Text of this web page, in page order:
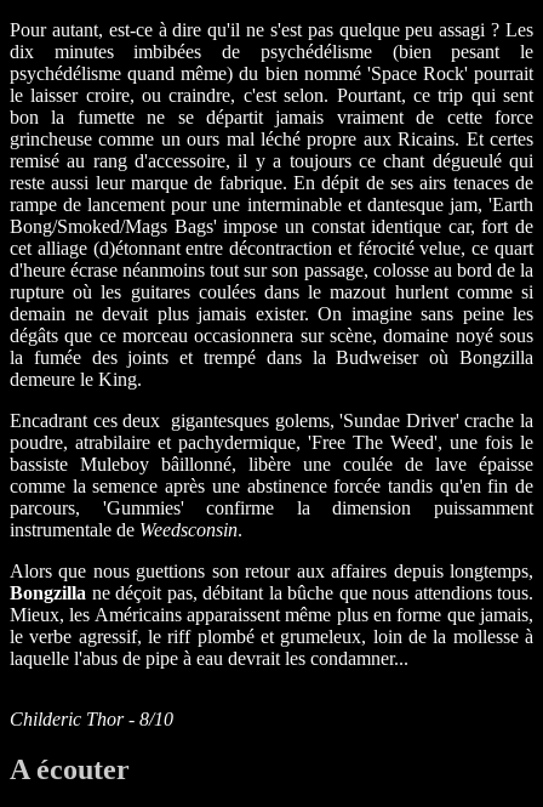
Pour autant, est-ce à dire qu'il ne s'est pas quelque peu assagi ? Les
dix minutes imbibées de psychédélisme (bien pesant le
psychédélisme quand même) du bien nommé 'Space Rock' pourrait
le laisser croire, ou craindre, c'est selon. Pourtant, ce trip qui sent
bon la fumette ne se départit jamais vraiment de cette force
grincheuse comme un ours mal léché propre aux Ricains. Et certes
remisé au rang d'accessoire, il y a toujours ce chant dégueulé qui
reste aussi leur marque de fabrique. En dépit de ses airs tenaces de
rampe de lancement pour une interminable et dantesque jam, 'Earth
Bong/Smoked/Mags Bags' impose un constat identique car, fort de
cet alliage (d)étonnant entre décontraction et férocité velue, ce quart
d'heure écrase néanmoins tout sur son passage, colosse au bord de la
rupture où les guitares coulées dans le mazout hurlent comme si
demain ne devait plus jamais exister. On imagine sans peine les
dégâts que ce morceau occasionnera sur scène, domaine noyé sous
la fumée des joints et trempé dans la Budweiser où Bongzilla
demeure le King.
Encadrant ces deux gigantesques golems, 'Sundae Driver' crache la
poudre, atrabilaire et pachydermique, 'Free The Weed', une fois le
bassiste Muleboy bâillonné, libère une coulée de lave épaisse
comme la semence après une abstinence forcée tandis qu'en fin de
parcours, 'Gummies' confirme la dimension puissamment
instrumentale de Weedsconsin.
Alors que nous guettions son retour aux affaires depuis longtemps,
Bongzilla ne déçoit pas, débitant la bûche que nous attendions tous.
Mieux, les Américains apparaissent même plus en forme que jamais,
le verbe agressif, le riff plombé et grumeleux, loin de la mollesse à
laquelle l'abus de pipe à eau devrait les condamner...
Childeric Thor - 8/10
A écouter